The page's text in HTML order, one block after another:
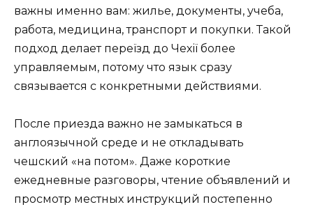
важны именно вам: жилье, документы, учеба,
работа, медицина, транспорт и покупки. Такой
подход делает переїзд до Чехії более
управляемым, потому что язык сразу
связывается с конкретными действиями.
После приезда важно не замыкаться в
англоязычной среде и не откладывать
чешский «на потом». Даже короткие
ежедневные разговоры, чтение объявлений и
просмотр местных инструкций постепенно